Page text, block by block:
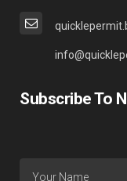
Subscribe To